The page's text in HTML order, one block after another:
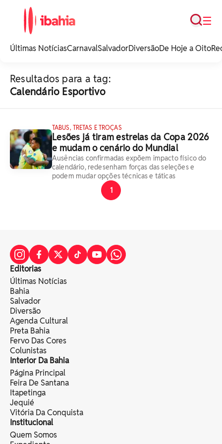
noticias e
☰
Busca
Últimas NotíciasCarnavalSalvadorDiversãoDe Hoje a Oito
Resultados para a tag:
Calendário Esportivo
TABUS, TRETAS E TROÇAS
Lesões já tiram estrelas da Copa 2026
e mudam o cenário do Mundial
Ausências confirmadas expõem impacto físico do
calendário, redesenham forças das seleções e
podem mudar opções técnicas e táticas
1
Editorias
Últimas Notícias
Bahia
Salvador
Diversão
Agenda Cultural
Preta Bahia
Fervo Das Cores
Colunistas
Interior Da Bahia
Página Principal
Feira De Santana
Itapetinga
Jequié
Vitória Da Conquista
Institucional
Quem Somos